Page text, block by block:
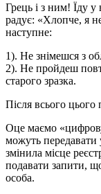
Грець і з ним! Їду у
радує: «Хлопче, я
наступне:
1). Не знімешся з
2). Не пройдеш
старого зразка.
Після всього цього
Оце маємо
можуть передавати
змінила місце
подавати запити,
особа.